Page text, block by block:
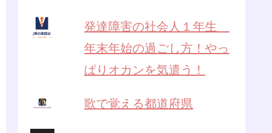
発達障害の社会人１年生
年末年始の過ごし方！やっ
ぱりオカンを気遣う！
歌で覚える都道府県